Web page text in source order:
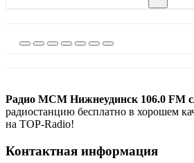
Радио МСМ Нижнеудинск 106.0 FM
радиостанцию бесплатно в хорошем
на TOP-Radio!
Контактная информация